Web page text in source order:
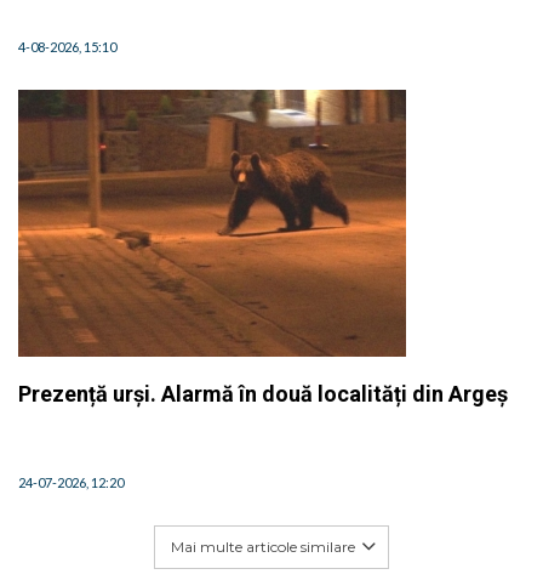
4-08-2026, 15:10
Prezență urși. Alarmă în două localități din Argeș
24-07-2026, 12:20
Mai multe articole similare